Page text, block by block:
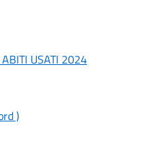
USATI 2024
)